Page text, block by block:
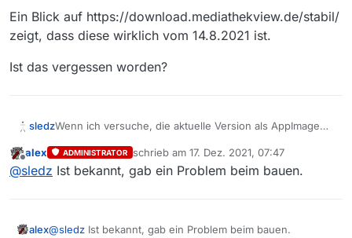
Ein Blick auf https://download.mediathekview.de/stabil/
zeigt, dass diese wirklich vom 14.8.2021 ist.
Ist das vergessen worden?
sledzWenn ich versuche, die aktuelle Version als AppImage
13.8.0. :(
Ein Blick auf https://download.mediathekview.de/stabil/
zeigt, dass diese wirklich vom 14.8.2021 ist.
Offline
alex ADMINISTRATOR schrieb am 17. Dez. 2021, 07:47
zuletzt editiert von
@sledz Ist bekannt, gab ein Problem beim bauen.
alex@sledz Ist bekannt, gab ein Problem beim bauen.